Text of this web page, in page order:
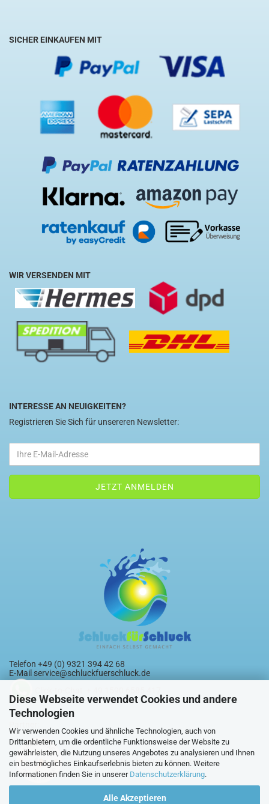
Diese Webseite verwendet Cookies und andere
Technologien
Wir verwenden Cookies und ähnliche Technologien, auch von
Drittanbietern, um die ordentliche Funktionsweise der Website zu
gewährleisten, die Nutzung unseres Angebotes zu analysieren und Ihnen
ein bestmögliches Einkaufserlebnis bieten zu können. Weitere
Informationen finden Sie in unserer Datenschutzerklärung.
Alle Akzeptieren
SICHER EINKAUFEN MIT
WIR VERSENDEN MIT
INTERESSE AN NEUIGKEITEN?
Registrieren Sie Sich für unsereren Newsletter:
Telefon +49 (0) 9321 394 42 68
E-Mailservice@schluckfuerschluck.de